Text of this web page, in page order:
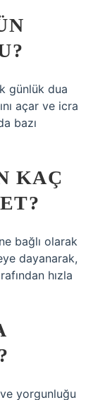
günlük dua
açar ve icra
bazı
KAÇ
bağlı olarak
dayanarak,
hızla
yorgunluğu